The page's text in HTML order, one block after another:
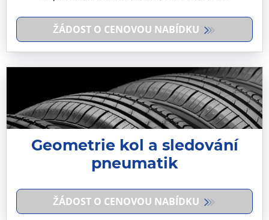
ŽÁDOST O CENOVOU NABÍDKU
Geometrie kol a sledování
pneumatik
ŽÁDOST O CENOVOU NABÍDKU